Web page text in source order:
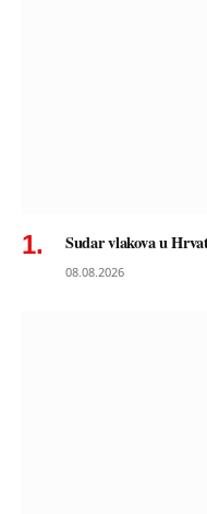
Sudar vlakova u
08.08.2026